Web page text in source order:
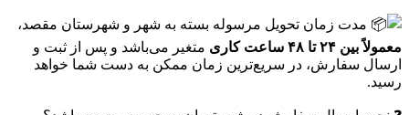
مدت زمان تحویل مرسوله بسته به شهر و شهرستان مقصد،
معمولاً بین ۲۴ تا ۴۸ ساعت کاری
متغیر می‌باشد و پس از ثبت و
ارسال سفارش، در سریع‌ترین زمان ممکن به دست شما خواهد
رسید.